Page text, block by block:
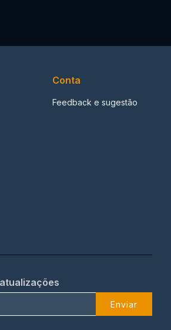
Conta
Feedback e sugestão
Enviar